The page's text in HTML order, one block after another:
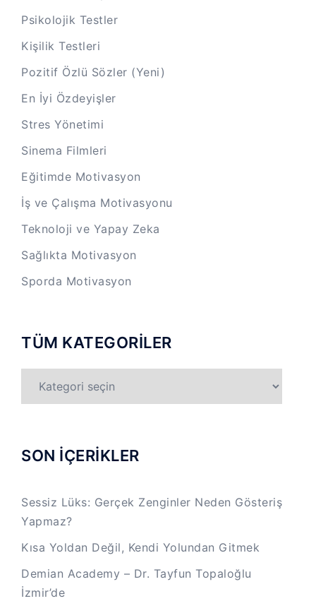
Psikolojik Testler
Kişilik Testleri
Pozitif Özlü Sözler (Yeni)
En İyi Özdeyişler
Stres Yönetimi
Sinema Filmleri
Eğitimde Motivasyon
İş ve Çalışma Motivasyonu
Teknoloji ve Yapay Zeka
Sağlıkta Motivasyon
Sporda Motivasyon
TÜM KATEGORİLER
KATEGORİLER
SON İÇERİKLER
Sessiz Lüks: Gerçek Zenginler Neden Gösteriş
Yapmaz?
Kısa Yoldan Değil, Kendi Yolundan Gitmek
Demian Academy – Dr. Tayfun Topaloğlu
İzmir’de